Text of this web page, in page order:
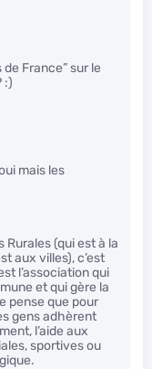
France” sur le
:)
mais les
Rurales (qui est à la
aux villes), c’est
l’association qui
et qui gère la
pense que pour
gens adhèrent
l’aide aux
sportives ou